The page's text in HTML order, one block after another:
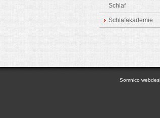
Schlaf
Schlafakademie
Somnico